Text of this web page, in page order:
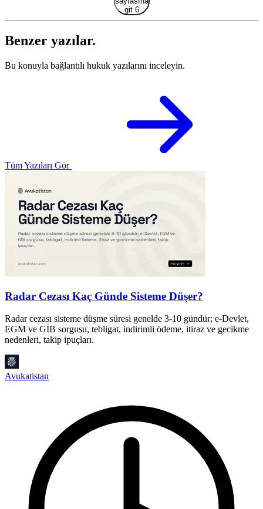
git 6
Benzer yazılar.
Bu konuyla bağlantılı hukuk yazılarını inceleyin.
Tüm Yazıları Gör
Radar Cezası Kaç Günde Sisteme Düşer?
Radar cezası sisteme düşme süresi genelde 3-10 gündür; e-Devlet,
EGM ve GİB sorgusu, tebligat, indirimli ödeme, itiraz ve gecikme
nedenleri, takip ipuçları.
Avukatistan